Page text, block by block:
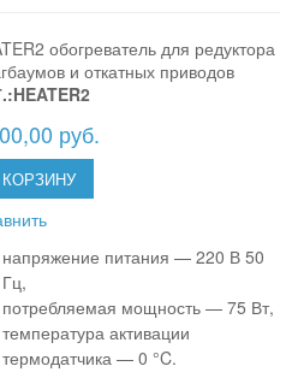
обогреватель для редуктора
и откатных приводов
руб.
напряжение питания — 220 В 50
Гц,
потребляемая мощность — 75 Вт,
температура активации
термодатчика — 0 °C.